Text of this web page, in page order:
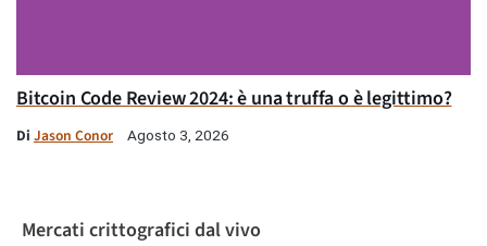
Bitcoin Code Review 2024: è una truffa o è legittimo?
Di Jason Conor Agosto 3, 2026
Mercati crittografici dal vivo